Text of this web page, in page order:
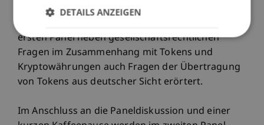
Blockchain-Technologie von Rodion Vladimirov,
ersten Panel neben gesellschaftsrechtlichen
Fragen im Zusammenhang mit Tokens und
Kryptowährungen auch Fragen der Übertragung
von Tokens aus deutscher Sicht erörtert.
Im Anschluss an die Paneldiskussion und einer
DETAILS ANZEIGEN